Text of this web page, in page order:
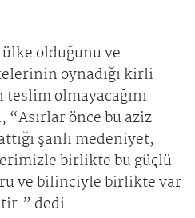
olduğunu ve
oynadığı kirli
olmayacağını
önce bu aziz
şanlı medeniyet,
birlikte bu güçlü
ve bilinciyle birlikte var
dedi.